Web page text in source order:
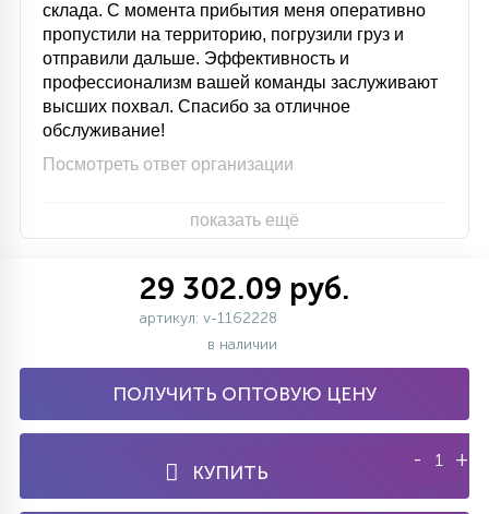
склада. С момента прибытия меня оперативно
пропустили на территорию, погрузили груз и
отправили дальше. Эффективность и
профессионализм вашей команды заслуживают
высших похвал. Спасибо за отличное
обслуживание!
Посмотреть ответ организации
показать ещё
29 302.09 руб.
артикул: v-1162228
в наличии
ПОЛУЧИТЬ ОПТОВУЮ ЦЕНУ
КУПИТЬ
- +